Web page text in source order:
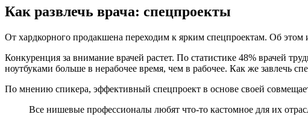
Как развлечь врача: спецпроекты
От хардкорного продакшена переходим к ярким спецпроектам. Об
Конкуренция за внимание врачей растет. По статистике 48% врачей
ноутбуками больше в нерабочее время, чем в рабочее. Как же завлечь
По мнению спикера, эффективный спецпроект в основе своей
Все нишевые профессионалы любят что-то кастомное для их